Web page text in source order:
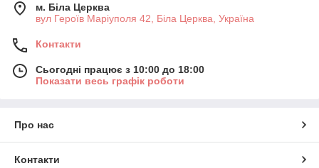
м. Біла Церква
вул Героїв Маріуполя 42, Біла Церква, Україна
Контакти
Сьогодні працює з 10:00 до 18:00
Показати весь графік роботи
Про нас
Контакти